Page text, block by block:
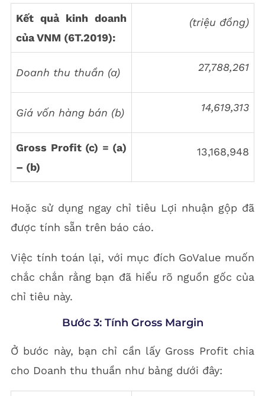
Kết quả kinh doanh
của VNM (6T.2019):
(triệu đồng)
Doanh thu thuần (a) 27,788,261
Giá vốn hàng bán (b) 14,619,313
Gross Profit (c) = (a)
– (b)
13,168,948
Hoặc sử dụng ngay chỉ tiêu Lợi nhuận gộp đã
được tính sẵn trên báo cáo.
Việc tính toán lại, với mục đích GoValue muốn
chắc chắn rằng bạn đã hiểu rõ nguồn gốc của
chỉ tiêu này.
Bước 3: Tính Gross Margin
Ở bước này, bạn chỉ cần lấy Gross Profit chia
cho Doanh thu thuần như bảng dưới đây: